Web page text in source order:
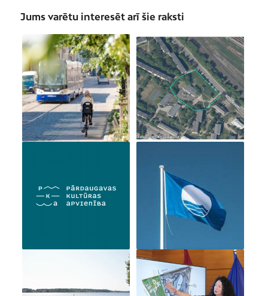
Jums varētu interesēt arī šie raksti